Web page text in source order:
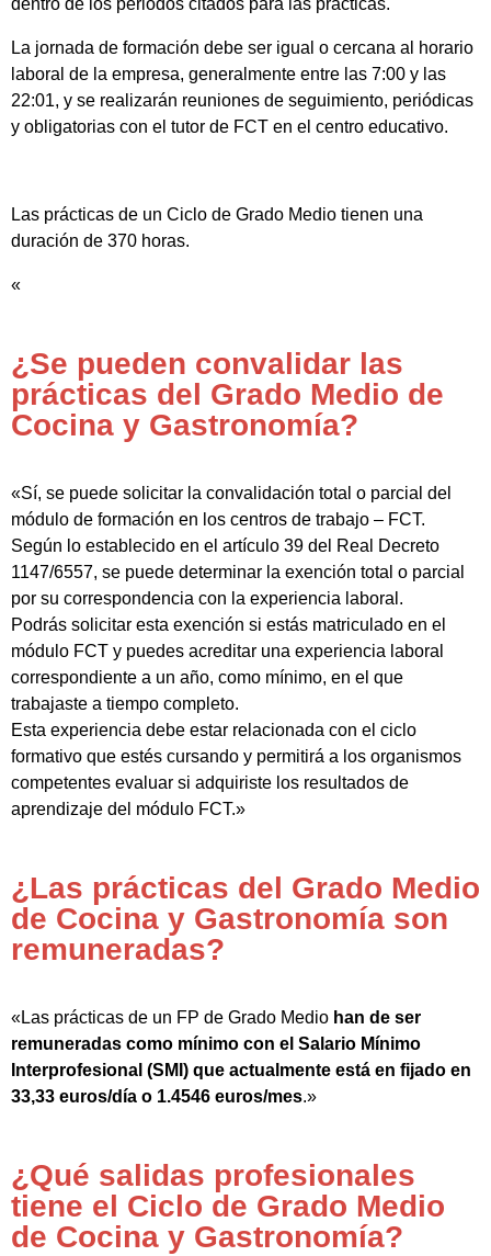
dentro de los periodos citados para las prácticas.
La jornada de formación debe ser igual o cercana al horario
laboral de la empresa, generalmente entre las 7:00 y las
22:01, y se realizarán reuniones de seguimiento, periódicas
y obligatorias con el tutor de FCT en el centro educativo.
Las prácticas de un Ciclo de Grado Medio tienen una
duración de 370 horas.
«
¿Se pueden convalidar las
prácticas del Grado Medio de
Cocina y Gastronomía?
«Sí, se puede solicitar la convalidación total o parcial del
módulo de formación en los centros de trabajo – FCT.
Según lo establecido en el artículo 39 del Real Decreto
1147/6557, se puede determinar la exención total o parcial
por su correspondencia con la experiencia laboral.
Podrás solicitar esta exención si estás matriculado en el
módulo FCT y puedes acreditar una experiencia laboral
correspondiente a un año, como mínimo, en el que
trabajaste a tiempo completo.
Esta experiencia debe estar relacionada con el ciclo
formativo que estés cursando y permitirá a los organismos
competentes evaluar si adquiriste los resultados de
aprendizaje del módulo FCT.»
¿Las prácticas del Grado Medio
de Cocina y Gastronomía son
remuneradas?
«Las prácticas de un FP de Grado Medio han de ser
remuneradas como mínimo con el Salario Mínimo
Interprofesional (SMI) que actualmente está en fijado en
33,33 euros/día o 1.4546 euros/mes.»
¿Qué salidas profesionales
tiene el Ciclo de Grado Medio
de Cocina y Gastronomía?